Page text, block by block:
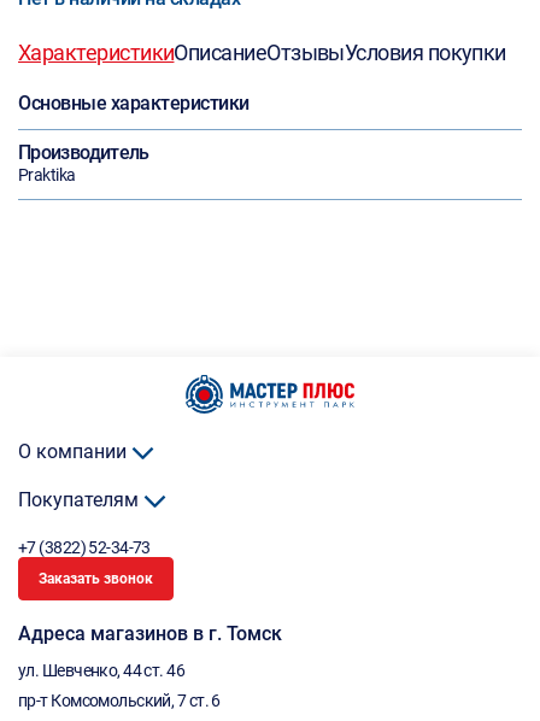
ХарактеристикиОписаниеОтзывыУсловия покупки
Основные характеристики
Производитель
Praktika
О компании
Покупателям
+7 (3822) 52-34-73
Заказать звонок
Адреса магазинов в г. Томск
ул. Шевченко, 44 ст. 46
пр-т Комсомольский, 7 ст. 6